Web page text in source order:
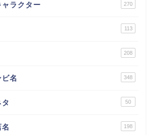
ラクター 270
113
208
名 348
50
198